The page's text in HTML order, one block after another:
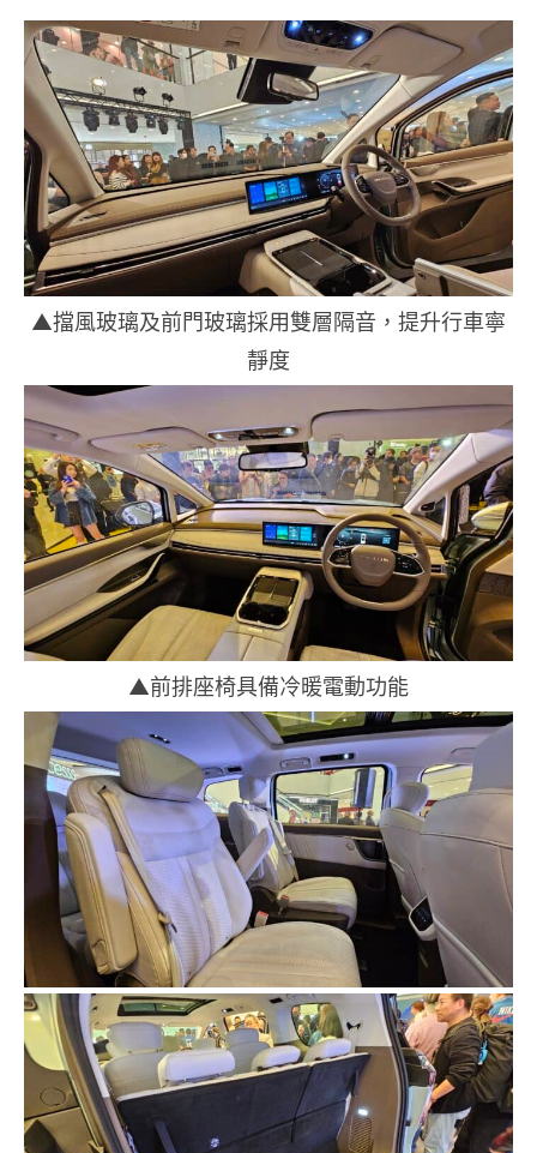
▲擋風玻璃及前門玻璃採用雙層隔音，提升行車寧
靜度
▲前排座椅具備冷暖電動功能